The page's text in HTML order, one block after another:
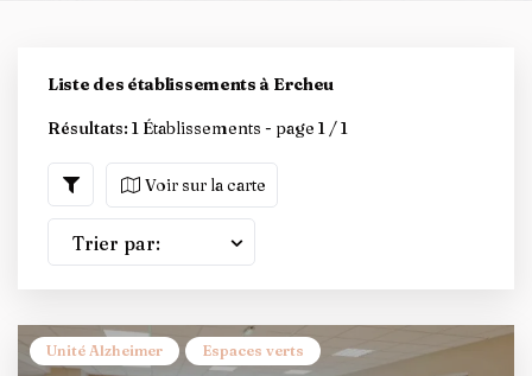
Liste des établissements à Ercheu
Résultats: 1 Établissements - page 1 / 1
Voir sur la carte
Trier par:
Unité Alzheimer Espaces verts